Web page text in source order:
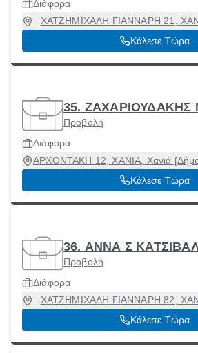
Διάφορα
ΧΑΤΖΗΜΙΧΑΛΗ ΓΙΑΝΝΑΡΗ 21,
Χανιά, 73131
Κάλεσε Τώρα
35. ΖΑΧΑΡΙΟΥΔΑΚΗΣ
Προβολή
Διάφορα
ΑΡΧΟΝΤΑΚΗ 12, ΧΑΝΙΑ, Χανιά
Κάλεσε Τώρα
36. ΑΝΝΑ Σ
Προβολή
Διάφορα
ΧΑΤΖΗΜΙΧΑΛΗ ΓΙΑΝΝΑΡΗ 82,
Χανιά, 73131
Κάλεσε Τώρα